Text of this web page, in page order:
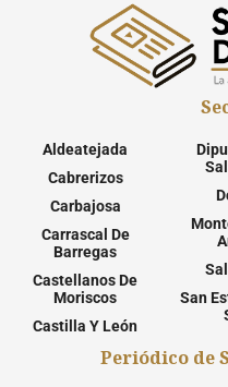
Aldeatejada
Cabrerizos
Carbajosa
Carrascal De
Barregas
Castellanos De
Moriscos
Castilla Y León
San
Periódico de